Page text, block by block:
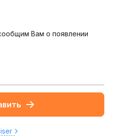
Вам о появлении